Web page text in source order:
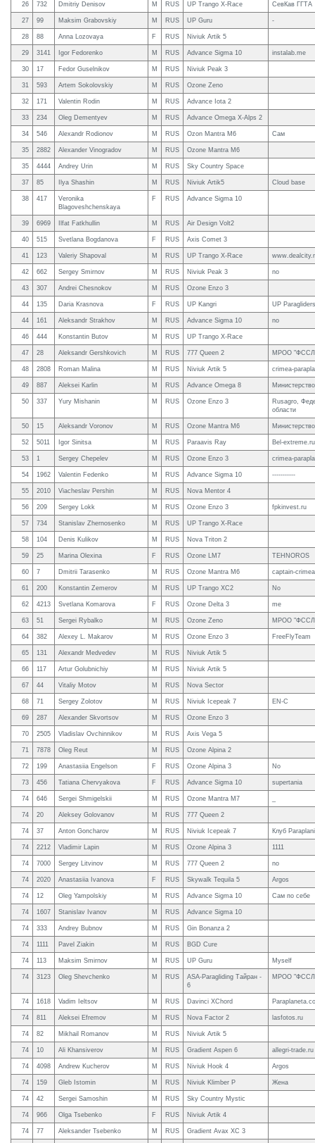
26 732 Dmitriy Denisov M RUS UP Trango X-Race СевКав ГГТА
27 99 Maksim Grabovskiy M RUS UP Guru -
28 88 Anna Lozovaya F RUS Niviuk Artik 5
29 3141 Igor Fedorenko M RUS Advance Sigma 10 instalab.me
30 17 Fedor Guselnikov M RUS Niviuk Peak 3
31 593 Artem Sokolovskiy M RUS Ozone Zeno
32 171 Valentin Rodin M RUS Advance Iota 2
33 234 Oleg Dementyev M RUS Advance Omega X-Alps 2
34 546 Alexandr Rodionov M RUS Ozon Mantra M6 Сам
35 2882 Alexander Vinogradov M RUS Ozone Mantra M6
35 4444 Andrey Urin M RUS Sky Country Space
37 85 Ilya Shashin M RUS Niviuk Artik5 Cloud base
38 417
Veronika
Blagoveshchenskaya
F RUS Advance Sigma 10
39 6969 Ilfat Fatkhullin M RUS Air Design Volt2
40 515 Svetlana Bogdanova F RUS Axis Comet 3
41 123 Valeriy Shapoval M RUS UP Trango X-Race
42 662 Sergey Smirnov M RUS Niviuk Peak 3 no
43 307 Andrei Chesnokov M RUS Ozone Enzo 3
44 135 Daria Krasnova F RUS UP Kangri UP
44 161 Aleksandr Strakhov M RUS Advance Sigma 10 no
46 444 Konstantin Butov M RUS UP Trango X-Race
47 28 Aleksandr Gershkovich M RUS 777 Queen 2 МРОО
48 2808 Roman Malina M RUS Niviuk Artik 5 crimea-
49 887 Aleksei Karlin M RUS Advance Omega 8
50 337 Yury Mishanin M RUS Ozone Enzo 3
Rusagro,
области
50 15 Aleksandr Voronov M RUS Ozone Mantra M6
52 5011 Igor Sinitsa M RUS Paraavis Ray Bel-extreme.ru
53 1 Sergey Chepelev M RUS Ozone Enzo 3 crimea-
54 1962 Valentin Fedenko M RUS Advance Sigma 10 -----------
55 2010 Viacheslav Pershin M RUS Nova Mentor 4
56 209 Sergey Lokk M RUS Ozone Enzo 3 fpkinvest.ru
57 734 Stanislav Zhernosenko M RUS UP Trango X-Race
58 104 Denis Kulikov M RUS Nova Triton 2
59 25 Marina Olexina F RUS Ozone LM7 TEHNOROS
60 7 Dmitrii Tarasenko M RUS Ozone Mantra M6 captain-
61 200 Konstantin Zemerov M RUS UP Trango XC2 No
62 4213 Svetlana Komarova F RUS Ozone Delta 3 me
63 51 Sergei Rybalko M RUS Ozone Zeno МРОО
64 382 Alexey L. Makarov M RUS Ozone Enzo 3 FreeFlyTeam
65 131 Alexandr Medvedev M RUS Niviuk Artik 5
66 117 Artur Golubnichiy M RUS Niviuk Artik 5
67 44 Vitaliy Motov M RUS Nova Sector
68 71 Sergey Zolotov M RUS Niviuk Icepeak 7 EN-C
69 287 Alexander Skvortsov M RUS Ozone Enzo 3
70 2505 Vladislav Ovchinnikov M RUS Axis Vega 5
71 7878 Oleg Reut M RUS Ozone Alpina 2
72 199 Anastasiia Engelson F RUS Ozone Alpina 3 No
73 456 Tatiana Chervyakova F RUS Advance Sigma 10 supertania
74 646 Sergei Shmigelskii M RUS Ozone Mantra M7
74 20 Aleksey Golovanov M RUS 777 Queen 2
74 37 Anton Goncharov M RUS Niviuk Icepeak 7 Клуб
74 2212 Vladimir Lapin M RUS Ozone Alpina 3 1111
74 7000 Sergey Litvinov M RUS 777 Queen 2 no
74 2020 Anastasiia Ivanova F RUS Skywalk Tequila 5 Argos
74 12 Oleg Yampolskiy M RUS Advance Sigma 10 Сам по себе
74 1607 Stanislav Ivanov M RUS Advance Sigma 10
74 333 Andrey Bubnov M RUS Gin Bonanza 2
74 1111 Pavel Ziakin M RUS BGD Cure
74 113 Maksim Smirnov M RUS UP Guru Myself
74 3123 Oleg Shevchenko M RUS
ASA-Paragliding Тайран -
6
МРОО
74 1618 Vadim Ieltsov M RUS Davinci XChord
74 811 Aleksei Efremov M RUS Nova Factor 2 lasfotos.ru
74 82 Mikhail Romanov M RUS Niviuk Artik 5
74 10 Ali Khansiverov M RUS Gradient Aspen 6 allegri-trade.ru
74 4098 Andrew Kucherov M RUS Niviuk Hook 4 Argos
74 159 Gleb Istomin M RUS Niviuk Klimber P Жена
74 42 Sergei Samoshin M RUS Sky Country Mystic
74 966 Olga Tsebenko F RUS Niviuk Artik 4
74 77 Aleksander Tsebenko M RUS Gradient Avax XC 3